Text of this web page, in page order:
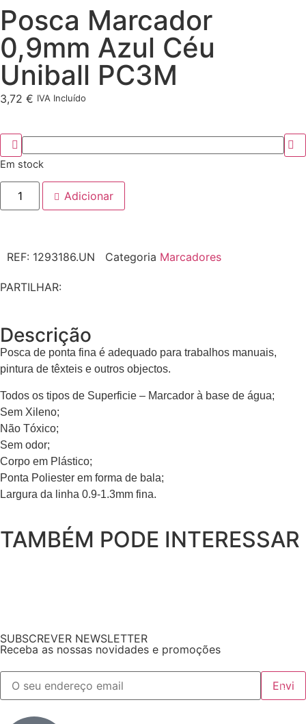
Posca Marcador
0,9mm Azul Céu
Uniball PC3M
3,72 € IVA Incluído
Em stock
Adicionar
REF: 1293186.UN Categoria Marcadores
PARTILHAR:
Descrição
Posca de ponta fina é adequado para trabalhos manuais,
pintura de têxteis e outros objectos.
Todos os tipos de Superficie – Marcador à base de água;
Sem Xileno;
Não Tóxico;
Sem odor;
Corpo em Plástico;
Ponta Poliester em forma de bala;
Largura da linha 0.9-1.3mm fina.
TAMBÉM PODE INTERESSAR
SUBSCREVER NEWSLETTER
Receba as nossas novidades e promoções